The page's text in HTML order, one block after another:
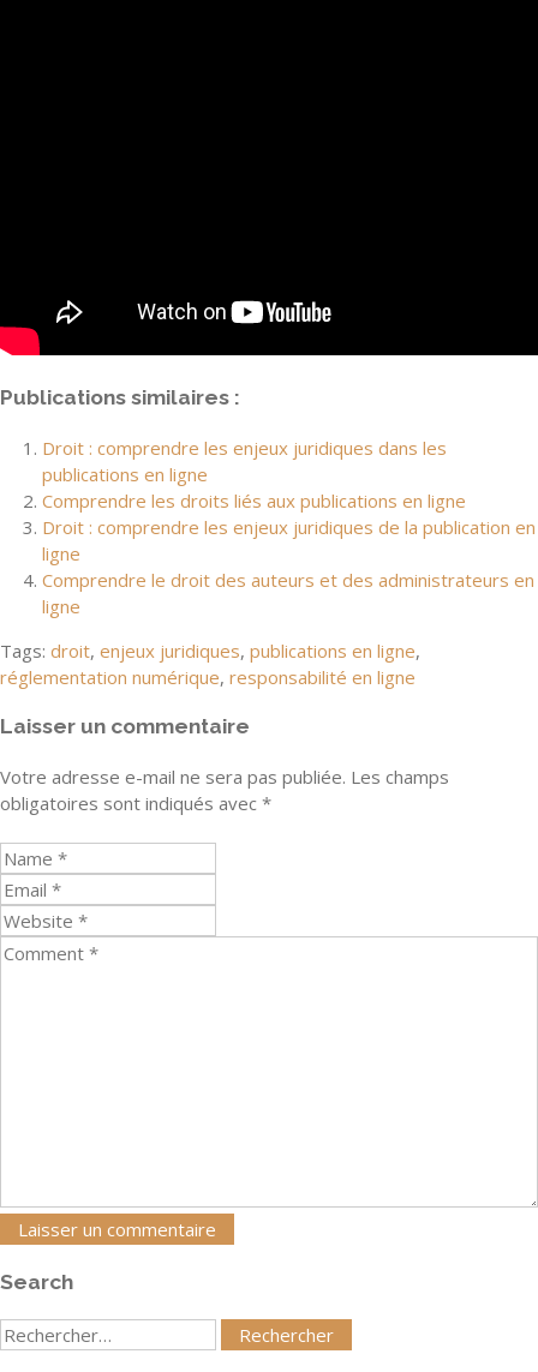
Publications similaires :
Droit : comprendre les enjeux juridiques dans les
publications en ligne
Comprendre les droits liés aux publications en ligne
Droit : comprendre les enjeux juridiques de la publication en
ligne
Comprendre le droit des auteurs et des administrateurs en
ligne
Tags: droit, enjeux juridiques, publications en ligne,
réglementation numérique, responsabilité en ligne
Laisser un commentaire
Votre adresse e-mail ne sera pas publiée. Les champs
obligatoires sont indiqués avec *
Search
Rechercher
: